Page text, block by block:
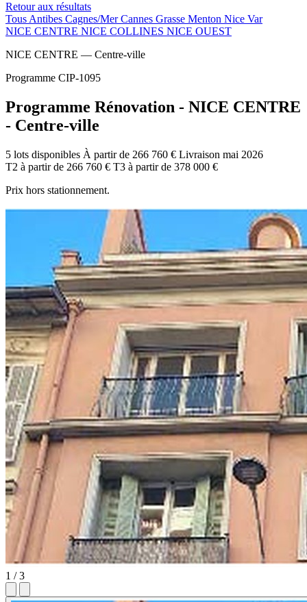
Retour aux résultats
Tous Antibes Cagnes/MerCannes Grasse Menton Nice Var
NICE CENTRE NICE COLLINES NICE OUEST
NICE CENTRE — Centre-ville
Programme CIP-1095
Programme Rénovation - NICE CENTRE
- Centre-ville
5 lots disponibles À partir de 266 760 € Livraison mai 2026
T2 à partir de 266 760 € T3 à partir de 378 000 €
Prix hors stationnement.
1 / 3